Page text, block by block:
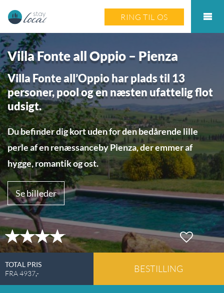
RING TIL OS
Villa Fonte all Oppio – Pienza
Villa Fonte all’Oppio har plads til 13
personer, pool og en næsten ufattelig flot
udsigt.
Du befinder dig kort uden for den bedårende lille
perle af en renæssanceby Pienza, der emmer af
hygge, romantik og ost.
Se billeder
TOTAL PRIS
FRA4937,- BESTILLING